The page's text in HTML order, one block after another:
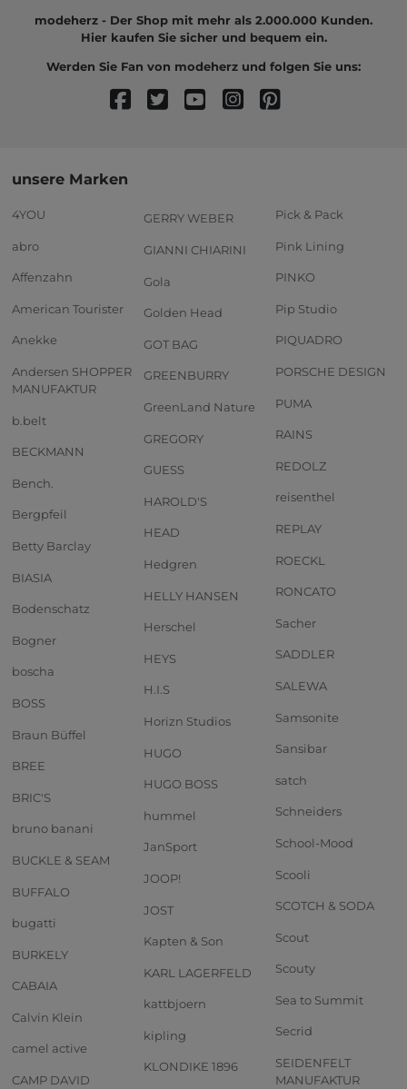
modeherz - Der Shop mit mehr als 2.000.000 Kunden.
Hier kaufen Sie sicher und bequem ein.
Werden Sie Fan von modeherz und folgen Sie uns:
unsere Marken
4YOU
abro
Affenzahn
American Tourister
Anekke
Andersen SHOPPER
MANUFAKTUR
b.belt
BECKMANN
Bench.
Bergpfeil
Betty Barclay
BIASIA
Bodenschatz
Bogner
boscha
BOSS
Braun Büffel
BREE
BRIC'S
bruno banani
BUCKLE & SEAM
BUFFALO
bugatti
BURKELY
CABAIA
Calvin Klein
camel active
CAMP DAVID
GERRY WEBER
GIANNI CHIARINI
Gola
Golden Head
GOT BAG
GREENBURRY
GreenLand Nature
GREGORY
GUESS
HAROLD'S
HEAD
Hedgren
HELLY HANSEN
Herschel
HEYS
H.I.S
Horizn Studios
HUGO
HUGO BOSS
hummel
JanSport
JOOP!
JOST
Kapten & Son
KARL LAGERFELD
kattbjoern
kipling
KLONDIKE 1896
Pick & Pack
Pink Lining
PINKO
Pip Studio
PIQUADRO
PORSCHE DESIGN
PUMA
RAINS
REDOLZ
reisenthel
REPLAY
ROECKL
RONCATO
Sacher
SADDLER
SALEWA
Samsonite
Sansibar
satch
Schneiders
School-Mood
Scooli
SCOTCH & SODA
Scout
Scouty
Sea to Summit
Secrid
SEIDENFELT
MANUFAKTUR